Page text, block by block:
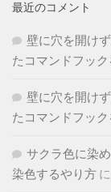
最近のコメント
壁に穴を開け
たコマンドフッ
壁に穴を開け
たコマンドフッ
サクラ色に染
染色するやり方 に